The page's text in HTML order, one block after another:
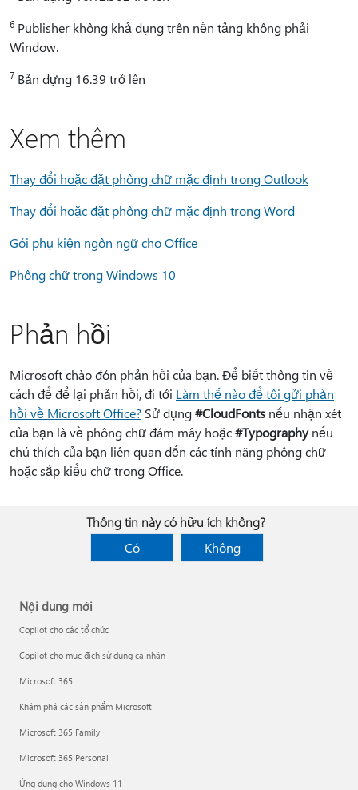
6 Publisher không khả dụng trên nền tảng không phải
Window.
7 Bản dựng 16.39 trở lên
Xem thêm
Thay đổi hoặc đặt phông chữ mặc định trong Outlook
Thay đổi hoặc đặt phông chữ mặc định trong Word
Gói phụ kiện ngôn ngữ cho Office
Phông chữ trong Windows 10
Phản hồi
Microsoft chào đón phản hồi của bạn. Để biết thông tin về
cách để để lại phản hồi, đi tới Làm thế nào để tôi gửi phản
hồi về Microsoft Office? Sử dụng#CloudFonts nếu nhận xét
của bạn là về phông chữ đám mây hoặc#Typographynếu
chú thích của bạn liên quan đến các tính năng phông chữ
hoặc sắp kiểu chữ trong Office.
Thông tin này có hữu ích không?
Có
Không
Nội dung mới
Copilot cho các tổ chức
Copilot cho mục đích sử dụng cá nhân
Microsoft 365
Khám phá các sản phẩm Microsoft
Microsoft 365 Family
Microsoft 365 Personal
Ứng dụng cho Windows 11